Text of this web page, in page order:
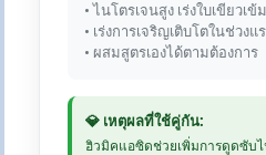
• ไนโตรเจนสูง เร่งใบเขียวเข้ม
• เร่งการเจริญเติบโตในช่วงแ
• ผสมสูตรเองได้ตามต้องการ
💎 เหตุผลที่ใช้คู่กัน:
ฮิวมิคแอซิดช่วยเพิ่มการดูดซับไ